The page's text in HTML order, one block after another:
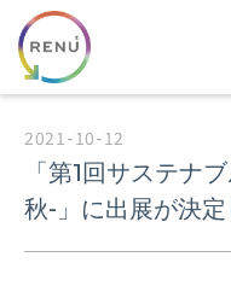
2021-10-12
「第1回サステナ
秋-」に出展が決定